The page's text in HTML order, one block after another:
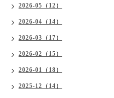
2026-05（12）
2026-04（14）
2026-03（17）
2026-02（15）
2026-01（18）
2025-12（14）